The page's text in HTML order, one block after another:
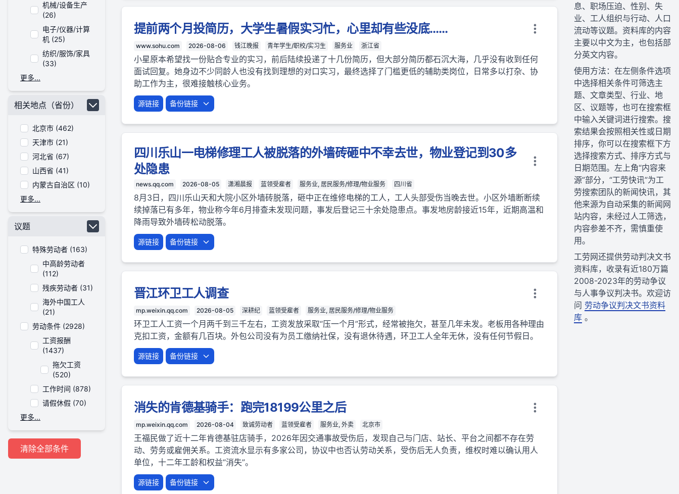
机械/设备生产
(26)
电子/仪器/计算
机 (25)
纺织/服饰/家具
(33)
更多...
相关地点（省份）
北京市 (462)
天津市 (21)
河北省 (67)
山西省 (41)
内蒙古自治区 (10)
更多...
议题
特殊劳动者 (163)
中高龄劳动者
(112)
残疾劳动者 (31)
海外中国工人
(21)
劳动条件 (2928)
工资报酬
(1437)
拖欠工资
(520)
工作时间 (878)
请假休假 (70)
更多...
清除全部条件
提前两个月投简历，大学生暑假实习忙，心里却有些没底……
www.sohu.com 2026-08-06 钱江晚报 青年学生/职校/实习生 服务业 浙江省
小星原本希望找一份贴合专业的实习，前后陆续投递了十几份简历，但大部分简历都石沉大海，几乎没有收到任何
面试回复。她身边不少同龄人也没有找到理想的对口实习，最终选择了门槛更低的辅助类岗位，日常多以打杂、协
助工作为主，很难接触核心业务。
源链接 备份链接
四川乐山一电梯修理工人被脱落的外墙砖砸中不幸去世，物业登记到30多
处隐患
news.qq.com 2026-08-05 潇湘晨报 蓝领受雇者 服务业, 居民服务/修理/物业服务 四川省
8月3日，四川乐山天和大院小区外墙砖脱落，砸中正在维修电梯的工人，工人头部受伤当晚去世。小区外墙断断续
续掉落已有多年，物业称今年6月排查未发现问题，事发后登记三十余处隐患点。事发地房龄接近15年，近期高温和
降雨导致外墙砖松动脱落。
源链接 备份链接
晋江环卫工人调查
mp.weixin.qq.com 2026-08-05 深耕纪 蓝领受雇者 服务业, 居民服务/修理/物业服务
环卫工人工资一个月两千到三千左右，工资发放采取“压一个月”形式，经常被拖欠，甚至几年未发。老板用各种理由
克扣工资，金额有几百块。外包公司没有为员工缴纳社保，没有退休待遇，环卫工人全年无休，没有任何节假日。
源链接 备份链接
消失的肯德基骑手：跑完18199公里之后
mp.weixin.qq.com 2026-08-04 致诚劳动者 蓝领受雇者 服务业, 外卖 北京市
王福民做了近十二年肯德基驻店骑手，2026年因交通事故受伤后，发现自己与门店、站长、平台之间都不存在劳
动、劳务或雇佣关系。工资流水显示有多家公司，协议中也否认劳动关系，受伤后无人负责，维权时难以确认用人
单位，十二年工龄和权益“消失”。
源链接 备份链接
息、职场压迫、性别、失
业、工人组织与行动、人口
流动等议题。资料库的内容
主要以中文为主，也包括部
分英文内容。
使用方法：在左侧条件选项
中选择相关条件可筛选主
题、文章类型、行业、地
区、议题等，也可在搜索框
中输入关键词进行搜索。搜
索结果会按照相关性或日期
排序，你可以在搜索框下方
选择搜索方式、排序方式与
日期范围。左上角“内容来
源”部分，“工劳快讯”为工
劳搜索团队的新闻快讯，其
他来源为自动采集的新闻网
站内容，未经过人工筛选，
内容参差不齐，需慎重使
用。
工劳网还提供劳动判决文书
资料库，收录有近180万篇
2008-2023年的劳动争议
与人事争议判决书。欢迎访
问 劳动争议判决文书资料
库 。